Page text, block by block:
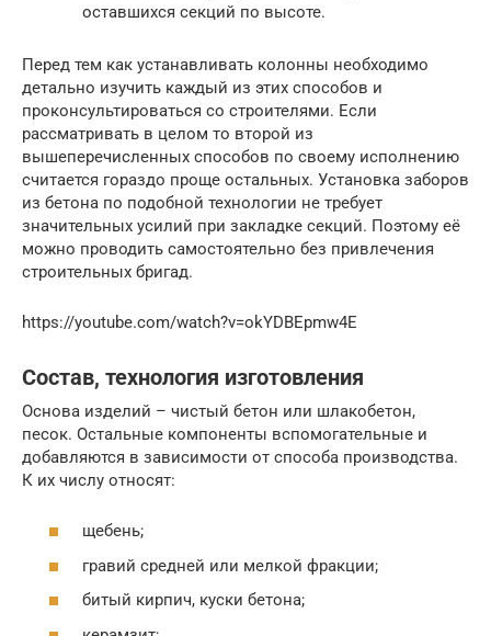
оставшихся секций по высоте.
Перед тем как устанавливать колонны необходимо
детально изучить каждый из этих способов и
проконсультироваться со строителями. Если
рассматривать в целом то второй из
вышеперечисленных способов по своему исполнению
считается гораздо проще остальных. Установка заборов
из бетона по подобной технологии не требует
значительных усилий при закладке секций. Поэтому её
можно проводить самостоятельно без привлечения
строительных бригад.
https://youtube.com/watch?v=okYDBEpmw4E
Состав, технология изготовления
Основа изделий – чистый бетон или шлакобетон,
песок. Остальные компоненты вспомогательные и
добавляются в зависимости от способа производства.
К их числу относят:
щебень;
гравий средней или мелкой фракции;
битый кирпич, куски бетона;